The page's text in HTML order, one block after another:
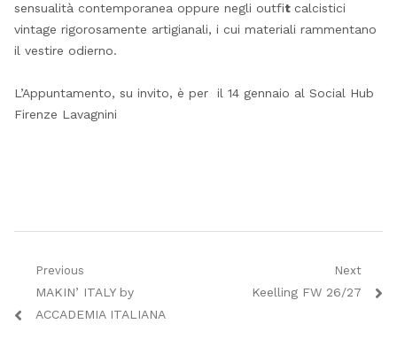
sensualità contemporanea oppure negli outfit calcistici
vintage rigorosamente artigianali, i cui materiali rammentano
il vestire odierno.
L’Appuntamento, su invito, è per il 14 gennaio al Social Hub
Firenze Lavagnini
Navigazione
articoli
Previous
Previous
post:
MAKIN’ ITALY by
ACCADEMIA ITALIANA
Next
Next
Keelling FW 26/27